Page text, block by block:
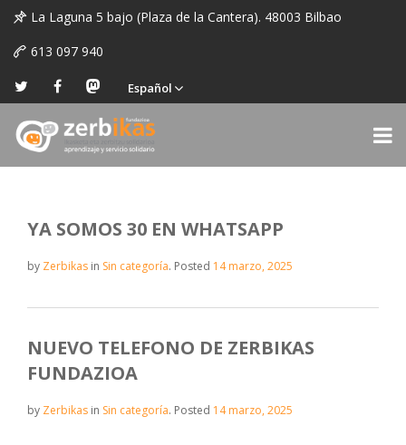
La Laguna 5 bajo (Plaza de la Cantera). 48003 Bilbao
613 097 940
Español
YA SOMOS 30 EN WHATSAPP
by Zerbikas in Sin categoría. Posted 14 marzo, 2025
NUEVO TELEFONO DE ZERBIKAS
FUNDAZIOA
by Zerbikas in Sin categoría. Posted 14 marzo, 2025